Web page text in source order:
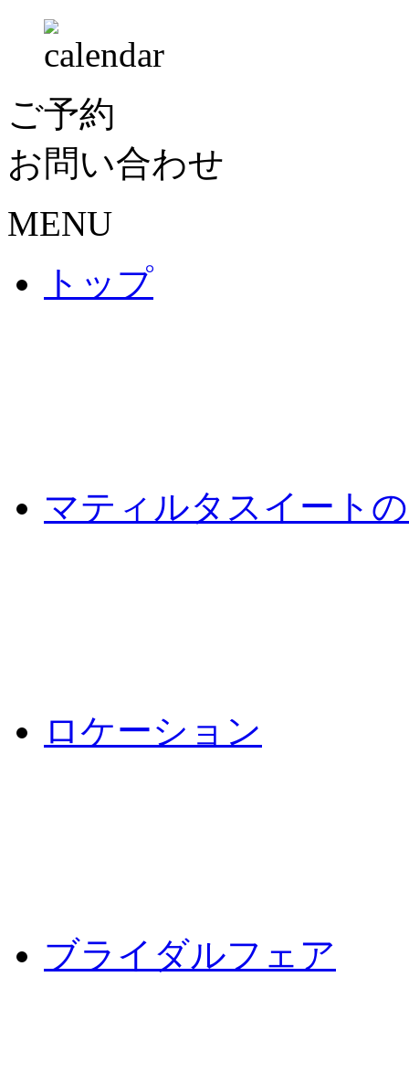
ご予約
お問い合わせ
MENU
トップ
マティルタスイート
ロケーション
ブライダルフェア